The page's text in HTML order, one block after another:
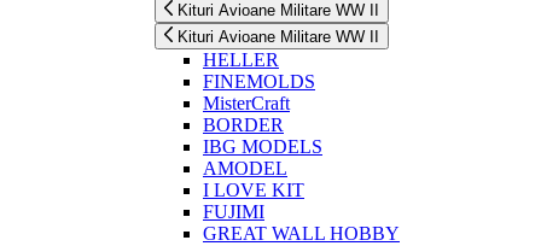
Kituri Avioane Militare WW II
Kituri Avioane Militare WW II
HELLER
FINEMOLDS
MisterCraft
BORDER
IBG MODELS
AMODEL
I LOVE KIT
FUJIMI
GREAT WALL HOBBY